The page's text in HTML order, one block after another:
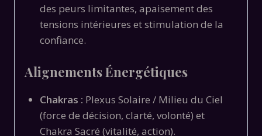
des peurs limitantes, apaisement des
tensions intérieures et stimulation de la
confiance.
Alignements Énergétiques
Chakras : Plexus Solaire / Milieu du Ciel
(force de décision, clarté, volonté) et
Chakra Sacré (vitalité, action).